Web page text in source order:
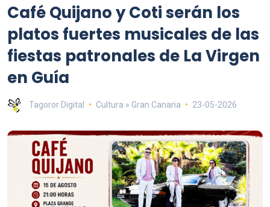
Café Quijano y Coti serán los
platos fuertes musicales de las
fiestas patronales de La Virgen
en Guía
Tagoror Digital Cultura » Gran Canaria 23-05-2026